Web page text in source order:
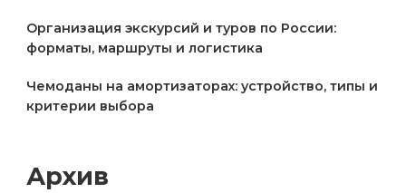
Организация экскурсий и туров по России:
форматы, маршруты и логистика
Чемоданы на амортизаторах: устройство, типы и
критерии выбора
Архив